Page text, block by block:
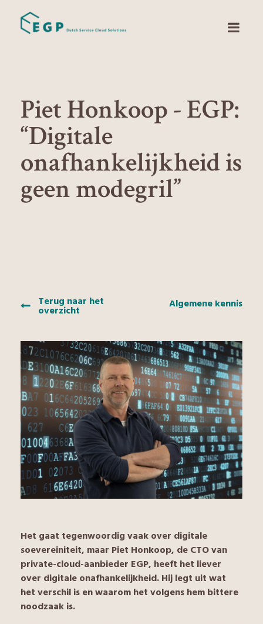
Piet Honkoop - EGP:
“Digitale
onafhankelijkheid is
geen modegril”
Terug naar het
overzicht Algemene kennis
Het gaat tegenwoordig vaak over digitale
soevereiniteit, maar Piet Honkoop, de CTO van
private-cloud-aanbieder EGP, heeft het liever
over digitale onafhankelijkheid. Hij legt uit wat
het verschil is en waarom het volgens hem bittere
noodzaak is.